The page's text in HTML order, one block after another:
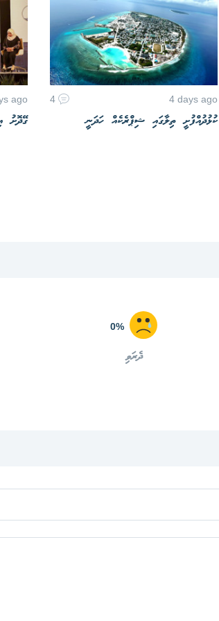
4 days ago
4
ކުޅުދުއްފުށީ ތިލާގައި ޝިޕްރެކެއް ހަދަނީ
ago
ގޭދޮށު
0%
ދެރަވި